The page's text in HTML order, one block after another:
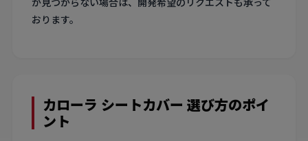
おります。
カローラ シートカバー 選び方のポイ
ント